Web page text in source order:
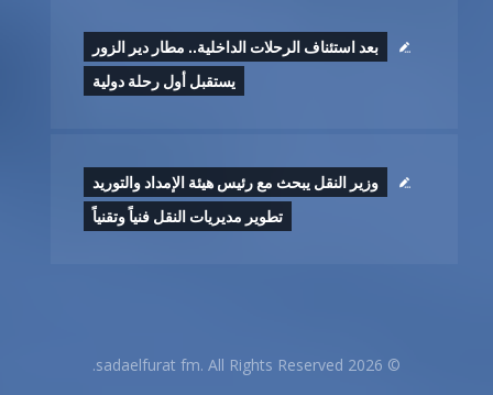
بعد استئناف الرحلات الداخلية.. مطار دير الزور
يستقبل أول رحلة دولية
وزير النقل يبحث مع رئيس هيئة الإمداد والتوريد
تطوير ‏مديريات النقل فنياً وتقنياً
© 2026 sadaelfurat fm. All Rights Reserved.